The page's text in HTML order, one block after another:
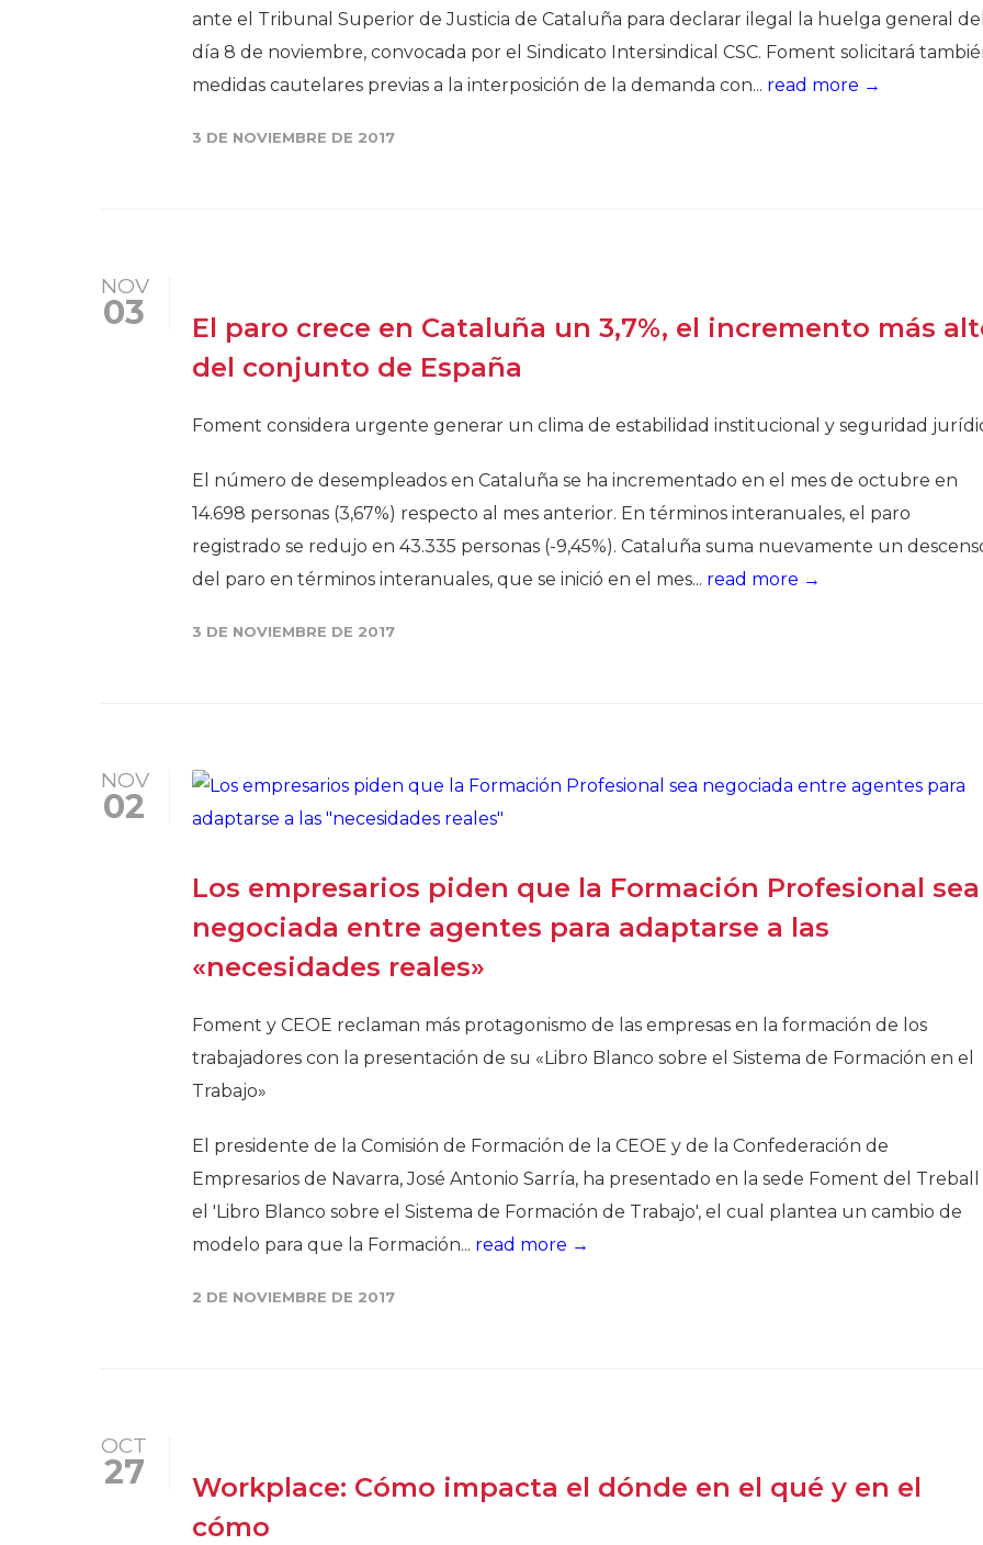
ante el Tribunal Superior de Justicia de Cataluña para declarar ilegal la huelga general del
día 8 de noviembre, convocada por el Sindicato Intersindical CSC. Foment solicitará
medidas cautelares previas a la interposición de la demanda con... read more →
3 DE NOVIEMBRE DE 2017
NOV
03
El paro crece en Cataluña un 3,7%, el incremento más
del conjunto de España
Foment considera urgente generar un clima de estabilidad institucional y seguridad
El número de desempleados en Cataluña se ha incrementado en el mes de octubre en
14.698 personas (3,67%) respecto al mes anterior. En términos interanuales, el paro
registrado se redujo en 43.335 personas (-9,45%). Cataluña suma nuevamente un
del paro en términos interanuales, que se inició en el mes... read more →
3 DE NOVIEMBRE DE 2017
NOV
02
Los empresarios piden que la Formación Profesional sea
negociada entre agentes para adaptarse a las
«necesidades reales»
Foment y CEOE reclaman más protagonismo de las empresas en la formación de los
trabajadores con la presentación de su «Libro Blanco sobre el Sistema de Formación en el
Trabajo»
El presidente de la Comisión de Formación de la CEOE y de la Confederación de
Empresarios de Navarra, José Antonio Sarría, ha presentado en la sede Foment del Treball
el 'Libro Blanco sobre el Sistema de Formación de Trabajo', el cual plantea un cambio de
modelo para que la Formación... read more →
2 DE NOVIEMBRE DE 2017
OCT
27
Workplace: Cómo impacta el dónde en el qué y en el
cómo